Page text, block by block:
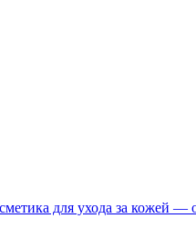
для ухода за кожей